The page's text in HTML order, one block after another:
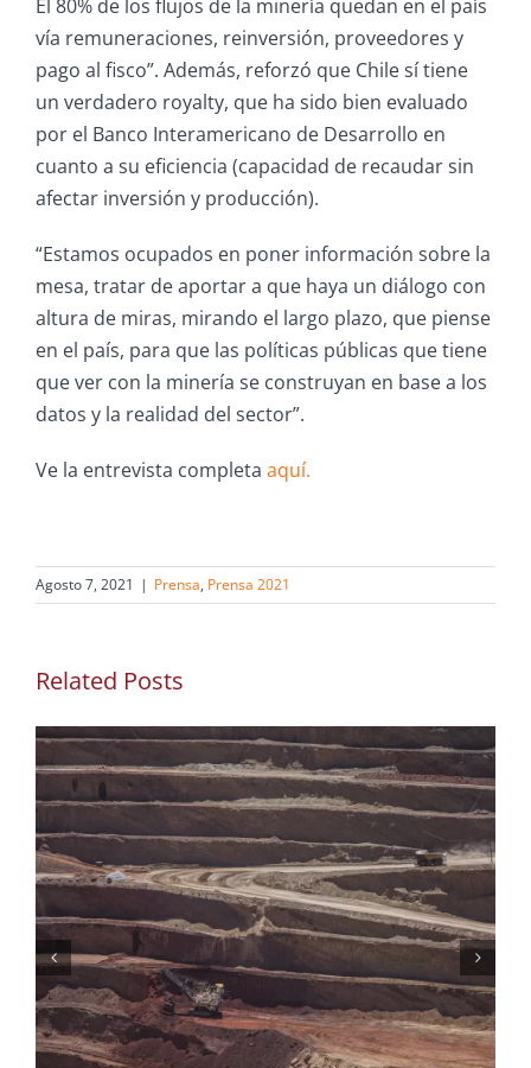
El 80% de los flujos de la minería quedan en el país
vía remuneraciones, reinversión, proveedores y
pago al fisco”. Además, reforzó que Chile sí tiene
un verdadero royalty, que ha sido bien evaluado
por el Banco Interamericano de Desarrollo en
cuanto a su eficiencia (capacidad de recaudar sin
afectar inversión y producción).
“Estamos ocupados en poner información sobre la
mesa, tratar de aportar a que haya un diálogo con
altura de miras, mirando el largo plazo, que piense
en el país, para que las políticas públicas que tiene
que ver con la minería se construyan en base a los
datos y la realidad del sector”.
Ve la entrevista completa aquí.
Agosto 7, 2021 | Prensa, Prensa 2021
Related Posts